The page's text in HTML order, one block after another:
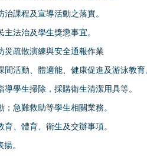
課程及宣導活動之落實。
法治及學生獎懲事宜。
疏散演練與安全通報作業
活動、體適能、健康促進及游泳教育
學生掃除，採購衛生清潔用具等。
急難救助等學生相關業務。
、體育、衛生及交辦事項。
。